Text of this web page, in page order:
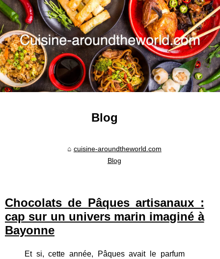
Blog
cuisine-aroundtheworld.com
Blog
Chocolats de Pâques artisanaux :
cap sur un univers marin imaginé à
Bayonne
Et si, cette année, Pâques avait le parfum